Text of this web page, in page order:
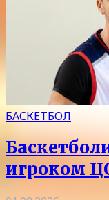
БАСКЕТБОЛ
игроком